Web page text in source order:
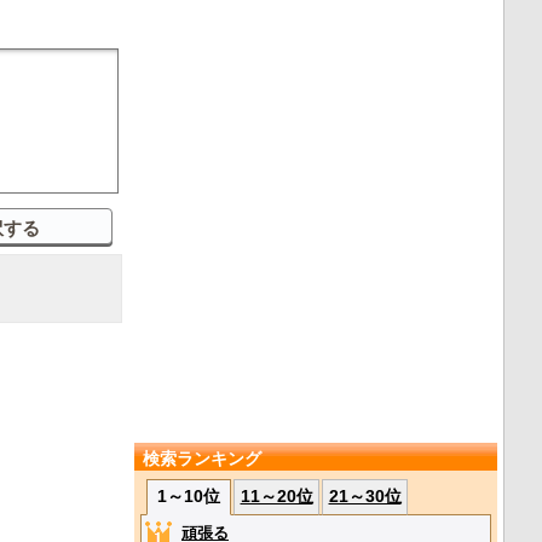
検索ランキング
1～10位
11～20位 21～30位
頑張る